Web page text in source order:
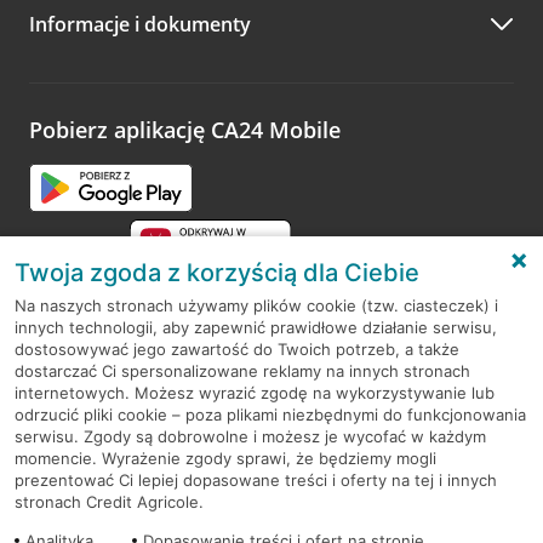
Zachęcamy do podzielenia się z nami opinią o wizycie.
opinie.
Informacje i dokumenty
Pobierz aplikację CA24 Mobile
RODO
Regulamin serwisu
Mapa serwisu
PolitykaCookies
Twoja zgoda z korzyścią dla Ciebie
Na naszych stronach używamy plików cookie (tzw. ciasteczek) i
innych technologii, aby zapewnić prawidłowe działanie serwisu,
dostosowywać jego zawartość do Twoich potrzeb, a także
dostarczać Ci spersonalizowane reklamy na innych stronach
internetowych. Możesz wyrazić zgodę na wykorzystywanie lub
odrzucić pliki cookie – poza plikami niezbędnymi do funkcjonowania
serwisu. Zgody są dobrowolne i możesz je wycofać w każdym
momencie. Wyrażenie zgody sprawi, że będziemy mogli
prezentować Ci lepiej dopasowane treści i oferty na tej i innych
stronach Credit Agricole.